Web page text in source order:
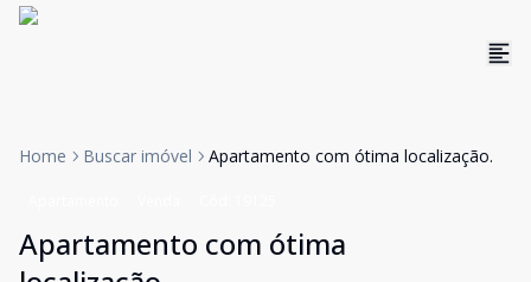
Home Buscar imóvel Apartamento com ótima localização.
Apartamento com ótima